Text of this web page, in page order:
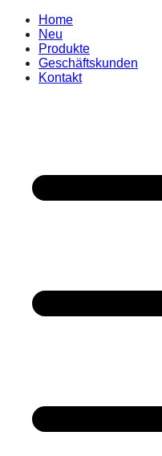
Home
Neu
Produkte
Geschäftskunden
Kontakt